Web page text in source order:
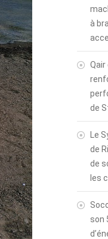
à
Qair
de
Le
de
de
les
son